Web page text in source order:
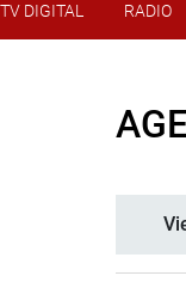
TV DIGITAL RADIO